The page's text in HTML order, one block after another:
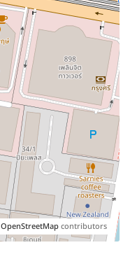
OpenStreetMapcontributors